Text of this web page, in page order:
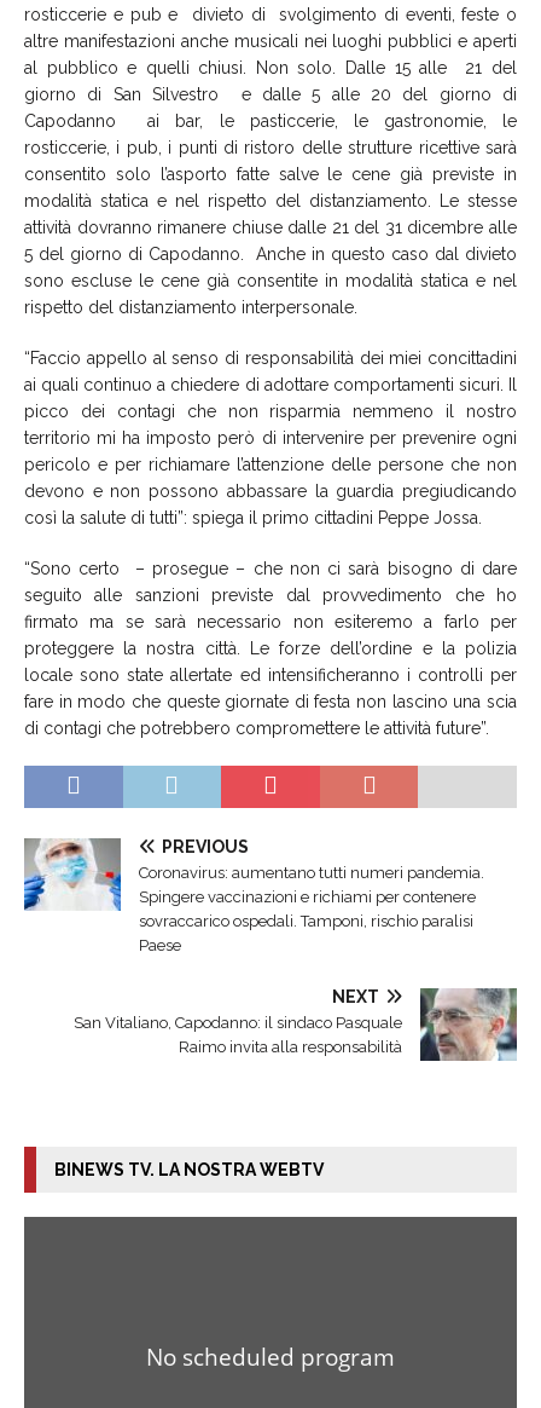
rosticcerie e pub e divieto di svolgimento di eventi, feste o
altre manifestazioni anche musicali nei luoghi pubblici e aperti
al pubblico e quelli chiusi. Non solo. Dalle 15 alle 21 del
giorno di San Silvestro e dalle 5 alle 20 del giorno di
Capodanno ai bar, le pasticcerie, le gastronomie, le
rosticcerie, i pub, i punti di ristoro delle strutture ricettive sarà
consentito solo l’asporto fatte salve le cene già previste in
modalità statica e nel rispetto del distanziamento. Le stesse
attività dovranno rimanere chiuse dalle 21 del 31 dicembre alle
5 del giorno di Capodanno. Anche in questo caso dal divieto
sono escluse le cene già consentite in modalità statica e nel
rispetto del distanziamento interpersonale.
“Faccio appello al senso di responsabilità dei miei concittadini
ai quali continuo a chiedere di adottare comportamenti sicuri. Il
picco dei contagi che non risparmia nemmeno il nostro
territorio mi ha imposto però di intervenire per prevenire ogni
pericolo e per richiamare l’attenzione delle persone che non
devono e non possono abbassare la guardia pregiudicando
così la salute di tutti”: spiega il primo cittadini Peppe Jossa.
“Sono certo – prosegue – che non ci sarà bisogno di dare
seguito alle sanzioni previste dal provvedimento che ho
firmato ma se sarà necessario non esiteremo a farlo per
proteggere la nostra città. Le forze dell’ordine e la polizia
locale sono state allertate ed intensificheranno i controlli per
fare in modo che queste giornate di festa non lascino una scia
di contagi che potrebbero compromettere le attività future”.
PREVIOUS
Coronavirus: aumentano tutti numeri pandemia.
Spingere vaccinazioni e richiami per contenere
sovraccarico ospedali. Tamponi, rischio paralisi
Paese
NEXT
San Vitaliano, Capodanno: il sindaco Pasquale
Raimo invita alla responsabilità
BINEWS TV. LA NOSTRA WEBTV